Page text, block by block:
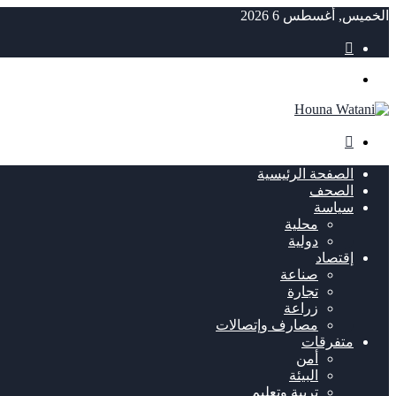
الخميس, أغسطس 6 2026
عشوائي
الصفحة الرئيسية
الصحف
سياسة
محلية
دولية
إقتصاد
صناعة
تجارة
زراعة
مصارف وإتصالات
متفرقات
أمن
البيئة
تربية وتعليم